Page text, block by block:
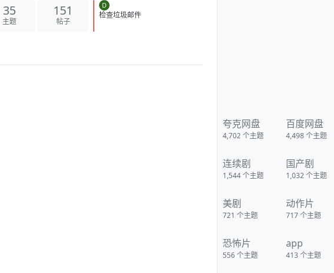
35
主题
151
帖子
D
检查垃圾邮件
夸克网盘
4,702个主题
百度网盘
4,498个主题
连续剧
1,544个主题
国产剧
1,032个主题
美剧
721 个主题
动作片
717个主题
恐怖片
556个主题
app
413个主题